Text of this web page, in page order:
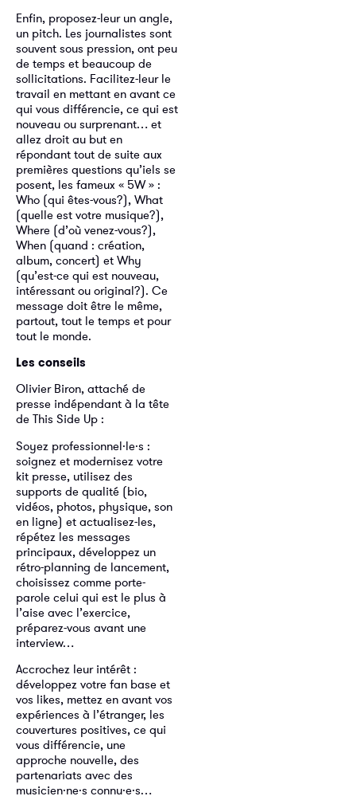
Enfin, proposez-leur un angle,
un pitch. Les journalistes sont
souvent sous pression, ont peu
de temps et beaucoup de
sollicitations. Facilitez-leur le
travail en mettant en avant ce
qui vous différencie, ce qui est
nouveau ou surprenant… et
allez droit au but en
répondant tout de suite aux
premières questions qu’iels se
posent, les fameux « 5W » :
Who (qui êtes-vous?), What
(quelle est votre musique?),
Where (d’où venez-vous?),
When (quand : création,
album, concert) et Why
(qu’est-ce qui est nouveau,
intéressant ou original?). Ce
message doit être le même,
partout, tout le temps et pour
tout le monde.
Les conseils
Olivier Biron, attaché de
presse indépendant à la tête
de This Side Up :
Soyez professionnel·le·s :
soignez et modernisez votre
kit presse, utilisez des
supports de qualité (bio,
vidéos, photos, physique, son
en ligne) et actualisez-les,
répétez les messages
principaux, développez un
rétro-planning de lancement,
choisissez comme porte-
parole celui qui est le plus à
l’aise avec l’exercice,
préparez-vous avant une
interview…
Accrochez leur intérêt :
développez votre fan base et
vos likes, mettez en avant vos
expériences à l’étranger, les
couvertures positives, ce qui
vous différencie, une
approche nouvelle, des
partenariats avec des
musicien·ne·s connu·e·s…